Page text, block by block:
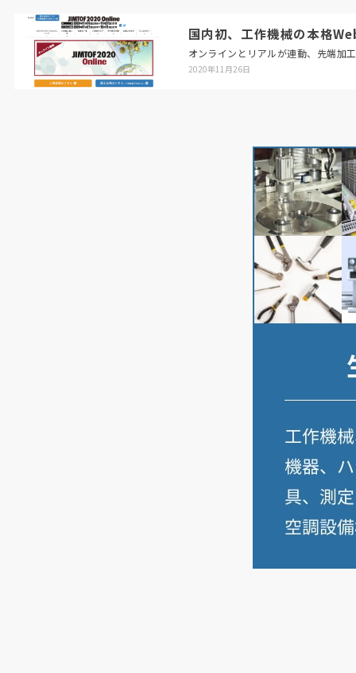
国内初、工作機械の本格
オンラインとリアルが連動、先端加
2020年11月26日